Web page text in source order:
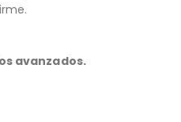
avanzados.